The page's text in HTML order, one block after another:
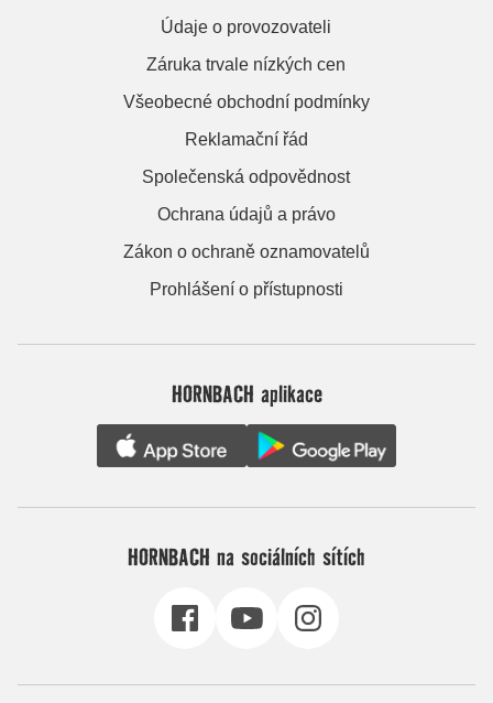
Údaje o provozovateli
Záruka trvale nízkých cen
Všeobecné obchodní podmínky
Reklamační řád
Společenská odpovědnost
Ochrana údajů a právo
Zákon o ochraně oznamovatelů
Prohlášení o přístupnosti
HORNBACH aplikace
HORNBACH na sociálních sítích